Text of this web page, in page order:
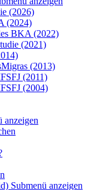
(2026)
(2024)
BKA (2022)
(2021)
(2013)
(2011)
(2004)
anzeigen
Submenü anzeigen